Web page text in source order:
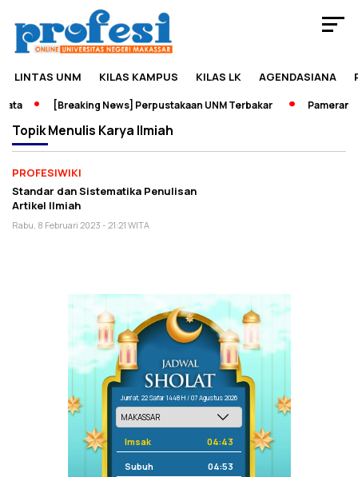
LINTAS UNM KILAS KAMPUS KILAS LK AGENDASIANA
[Breaking News] Perpustakaan UNM Terbakar Pameran
TopikMenulis Karya Ilmiah
PROFESIWIKI
Standar dan Sistematika Penulisan
Artikel Ilmiah
Rabu, 8 Februari 2023 - 21:21 WITA
Jum'at, 22 Safar 1448 H / 07 Agustus 2026
Imsak 04:43
Subuh 04:53